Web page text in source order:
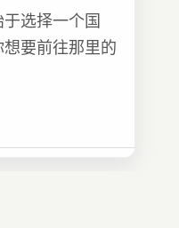
选择一个国
要前往那里的